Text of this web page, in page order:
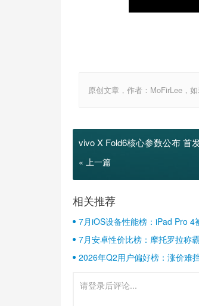
原创文章，作者：MoFirLee，
vivo X Fold6核心参数公布 首
« 上一篇
相关推荐
7月iOS设备性能榜：iPad Pro 4
7月安卓性价比榜：摩托罗拉称
2026年Q2用户偏好榜：涨价难